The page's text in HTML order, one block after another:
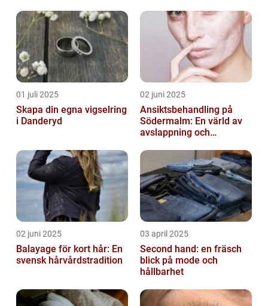
01 juli 2025
Skapa din egna vigselring
i Danderyd
02 juni 2025
Ansiktsbehandling på
Södermalm: En värld av
avslappning och
02 juni 2025
Balayage för kort hår: En
svensk hårvårdstradition
03 april 2025
Second hand: en fräsch
blick på mode och
hållbarhet